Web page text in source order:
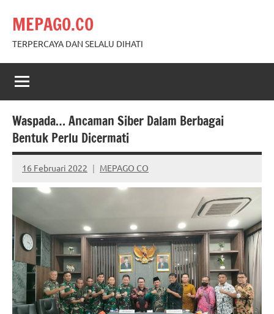
content
MEPAGO.CO
TERPERCAYA DAN SELALU DIHATI
Waspada… Ancaman Siber Dalam Berbagai
Bentuk Perlu Dicermati
16 Februari 2022 MEPAGO CO
No
comments